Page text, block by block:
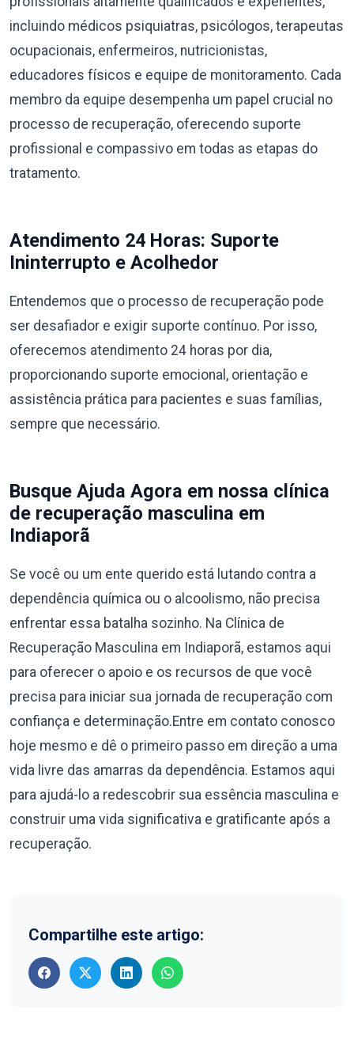
incluindo médicos psiquiatras, psicólogos, terapeutas
ocupacionais, enfermeiros, nutricionistas,
educadores físicos e equipe de monitoramento. Cada
membro da equipe desempenha um papel crucial no
processo de recuperação, oferecendo suporte
profissional e compassivo em todas as etapas do
tratamento.
Atendimento 24 Horas: Suporte
Ininterrupto e Acolhedor
Entendemos que o processo de recuperação pode
ser desafiador e exigir suporte contínuo. Por isso,
oferecemos atendimento 24 horas por dia,
proporcionando suporte emocional, orientação e
assistência prática para pacientes e suas famílias,
sempre que necessário.
Busque Ajuda Agora em nossa clínica
de recuperação masculina em
Indiaporã
Se você ou um ente querido está lutando contra a
dependência química ou o alcoolismo, não precisa
enfrentar essa batalha sozinho. Na Clínica de
Recuperação Masculina em Indiaporã, estamos aqui
para oferecer o apoio e os recursos de que você
precisa para iniciar sua jornada de recuperação com
confiança e determinação.Entre em contato conosco
hoje mesmo e dê o primeiro passo em direção a uma
vida livre das amarras da dependência. Estamos aqui
para ajudá-lo a redescobrir sua essência masculina e
construir uma vida significativa e gratificante após a
recuperação.
Compartilhe este artigo: